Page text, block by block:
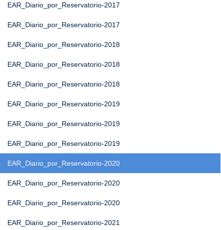
EAR_Diario_por_Reservatorio-2017
EAR_Diario_por_Reservatorio-2017
EAR_Diario_por_Reservatorio-2018
EAR_Diario_por_Reservatorio-2018
EAR_Diario_por_Reservatorio-2018
EAR_Diario_por_Reservatorio-2019
EAR_Diario_por_Reservatorio-2019
EAR_Diario_por_Reservatorio-2019
EAR_Diario_por_Reservatorio-2020
EAR_Diario_por_Reservatorio-2020
EAR_Diario_por_Reservatorio-2020
EAR_Diario_por_Reservatorio-2021